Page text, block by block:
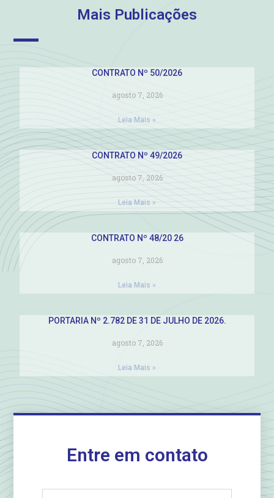
Mais Publicações
CONTRATO Nº 50/2026
agosto 7, 2026
Leia Mais »
CONTRATO Nº 49/2026
agosto 7, 2026
Leia Mais »
CONTRATO Nº 48/20 26
agosto 7, 2026
Leia Mais »
PORTARIA Nº 2.782 DE 31 DE JULHO DE 2026.
agosto 7, 2026
Leia Mais »
Entre em contato